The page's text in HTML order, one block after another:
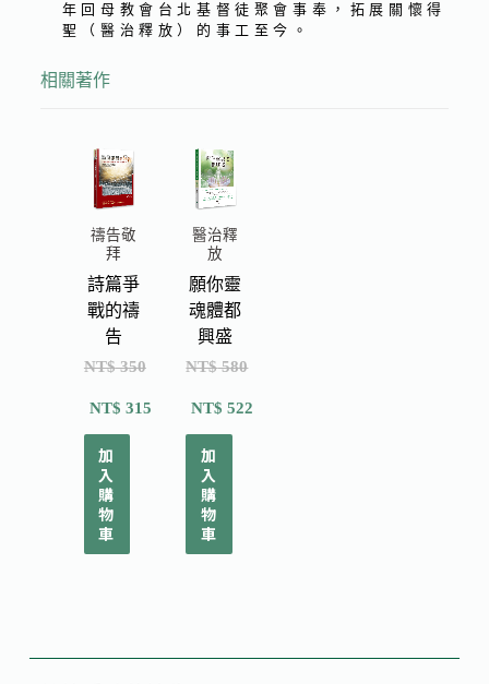
年回母教會台北基督徒聚會事奉，拓展關懷得
聖（醫治釋放）的事工至今。
相關著作
禱告敬
拜
詩篇爭
戰的禱
告
NT$350
NT$ 315
加
入
購
物
車
醫治釋
放
願你靈
魂體都
興盛
NT$580
NT$ 522
加
入
購
物
車